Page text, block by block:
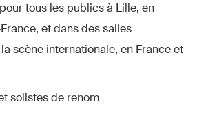
tous les publics à Lille, en
et dans des salles
scène internationale, en France et
solistes de renom